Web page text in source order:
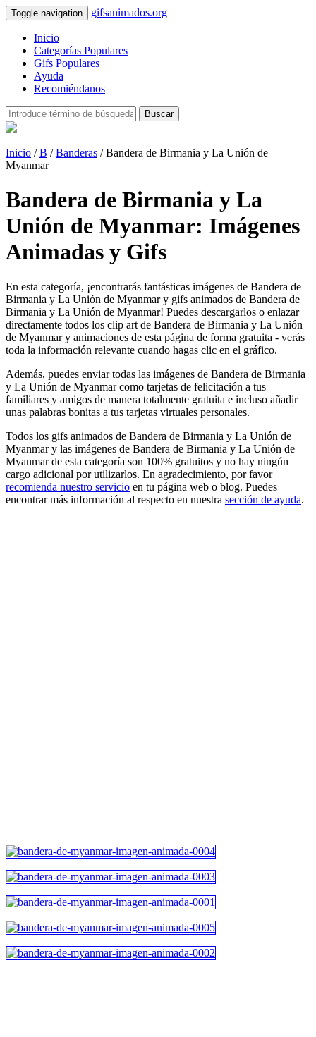
Toggle navigation gifsanimados.org
Inicio
Categorías Populares
Gifs Populares
Ayuda
Recomiéndanos
Buscar
Inicio /B /Banderas / Bandera de Birmania y La Unión de
Myanmar
Bandera de Birmania y La
Unión de Myanmar: Imágenes
Animadas y Gifs
En esta categoría, ¡encontrarás fantásticas imágenes de Bandera de
Birmania y La Unión de Myanmar y gifs animados de Bandera de
Birmania y La Unión de Myanmar! Puedes descargarlos o enlazar
directamente todos los clip art de Bandera de Birmania y La Unión
de Myanmar y animaciones de esta página de forma gratuita - verás
toda la información relevante cuando hagas clic en el gráfico.
Además, puedes enviar todas las imágenes de Bandera de Birmania
y La Unión de Myanmar como tarjetas de felicitación a tus
familiares y amigos de manera totalmente gratuita e incluso añadir
unas palabras bonitas a tus tarjetas virtuales personales.
Todos los gifs animados de Bandera de Birmania y La Unión de
Myanmar y las imágenes de Bandera de Birmania y La Unión de
Myanmar de esta categoría son 100% gratuitos y no hay ningún
cargo adicional por utilizarlos. En agradecimiento, por favor
recomienda nuestro servicio en tu página web o blog. Puedes
encontrar más información al respecto en nuestra sección de ayuda.